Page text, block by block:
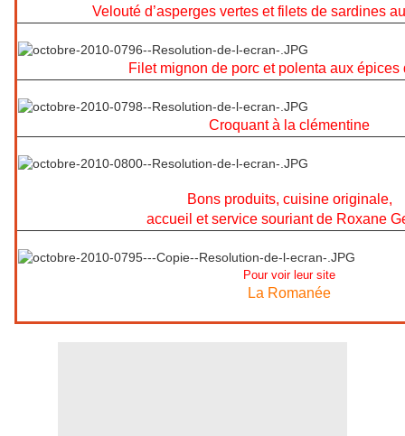
Velouté d’asperges vertes et filets de sardines
Filet mignon de porc et polenta aux épices
Croquant à la clémentine
Bons produits, cuisine originale,
accueil et service souriant de Roxane
Pour voir leur site
La Romanée